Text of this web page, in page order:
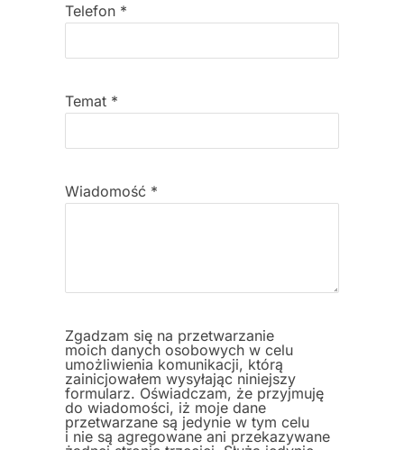
Telefon *
Temat *
Wiadomość *
Zgadzam się na przetwarzanie
moich danych osobowych w celu
umożliwienia komunikacji, którą
zainicjowałem wysyłając niniejszy
formularz. Oświadczam, że przyjmuję
do wiadomości, iż moje dane
przetwarzane są jedynie w tym celu
i nie są agregowane ani przekazywane